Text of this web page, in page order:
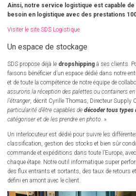
Ainsi, notre service logistique est capable de
besoin en logistique avec des prestations
Visiter le site SDS Logistique
Un espace de stockage
SDS propose déjà le dropshipping à ses clients.
faisons bénéficier d’un espace dédié dans notre
et de toute la compétence de notre équipe de
assurons la réception des palettes ou containers
l’étranger, décrit Cyrille Thomas, Directeur Supply
particularité d’être capables de décoder tous types
catégoriser et de les prendre en photo . »
Un interlocuteur est dédié pour suivre les
classification, gestion des stocks et bien sûr
commande et expéditions dans toute l’Europe,
chaque étape. Notre outil informatique super
des flux entrants et sortants, des taux de retours
défini en amont avec le client.